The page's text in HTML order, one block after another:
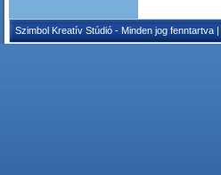
Szimbol Kreatív Stúdió - Minden jog fenntartva |